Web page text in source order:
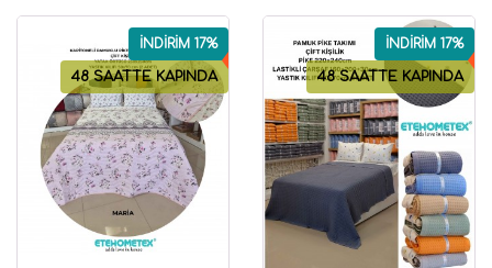
48 SAATTE KAPINDA
İNDİRİM 17%
48 SAATTE KAPINDA
İNDİRİM 17%